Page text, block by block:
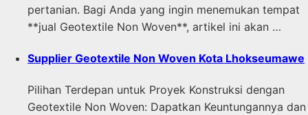
pertanian. Bagi Anda yang ingin menemukan tempat
**jual Geotextile Non Woven**, artikel ini akan …
Supplier Geotextile Non Woven Kota Lhokseumawe
Pilihan Terdepan untuk Proyek Konstruksi dengan
Geotextile Non Woven: Dapatkan Keuntungannya dan